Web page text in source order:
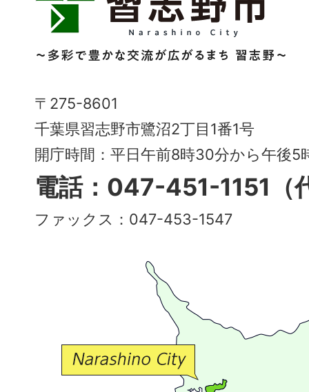
志
野
市
Narashino
City
～
多
彩
で
〒275-8601
千葉県習志野市鷺沼2丁目1番1号
開庁時間：平日午前8時30分から午後5
電話：047-451-1151（
ファックス：047-453-1547